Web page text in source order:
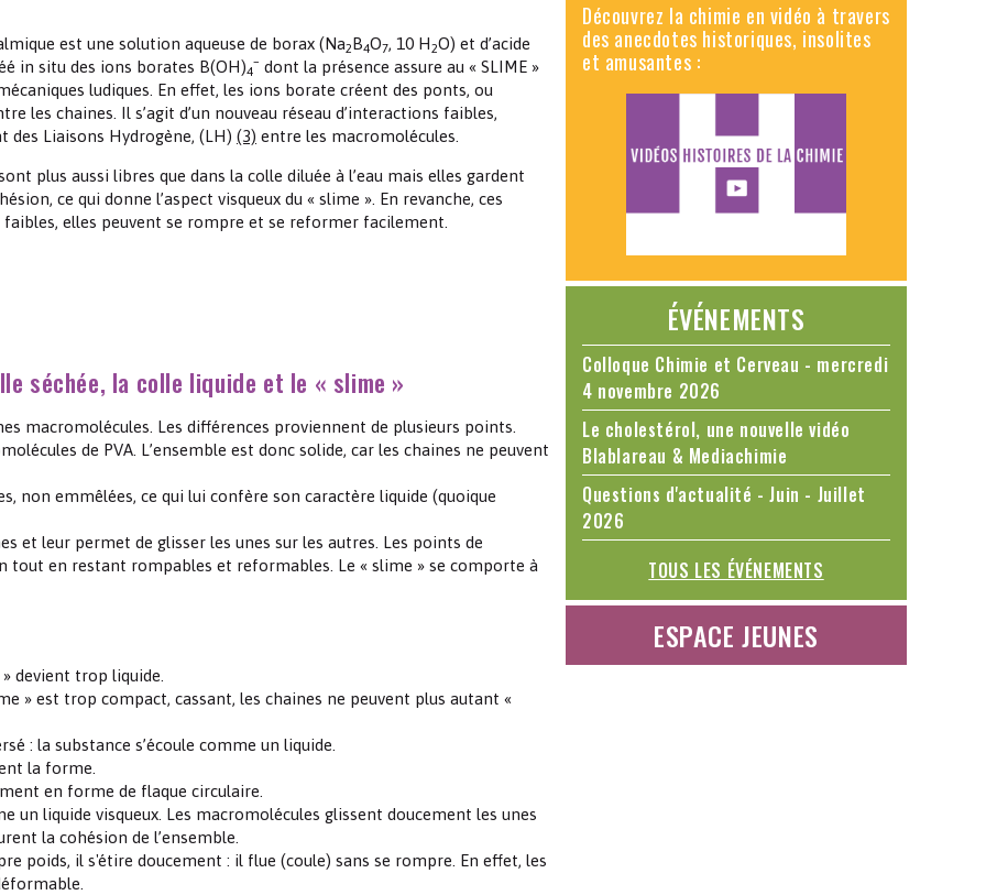
est une solution aqueuse de borax (Na2B4O7, 10 H2O) et d’acide
in situ des ions borates B(OH)4
– dont la présence assure au « SLIME »
ludiques. En effet, les ions borate créent des ponts, ou
les chaines. Il s’agit d’un nouveau réseau d’interactions faibles,
des Liaisons Hydrogène, (LH) (3) entre les macromolécules.
sont plus aussi libres que dans la colle diluée à l’eau mais elles gardent
ce qui donne l’aspect visqueux du « slime ». En revanche, ces
faibles, elles peuvent se rompre et se reformer facilement.
séchée, la colle liquide et le « slime »
macromolécules. Les différences proviennent de plusieurs points.
de PVA. L’ensemble est donc solide, car les chaines ne peuvent
non emmêlées, ce qui lui confère son caractère liquide (quoique
et leur permet de glisser les unes sur les autres. Les points de
tout en restant rompables et reformables. Le « slime » se comporte à
devient trop liquide.
» est trop compact, cassant, les chaines ne peuvent plus autant «
: la substance s’écoule comme un liquide.
la forme.
en forme de flaque circulaire.
un liquide visqueux. Les macromolécules glissent doucement les unes
la cohésion de l’ensemble.
poids, il s'étire doucement : il flue (coule) sans se rompre. En effet, les
Découvrez la chimie en vidéo à travers
des anecdotes historiques, insolites
et amusantes :
ÉVÉNEMENTS
Colloque Chimie et Cerveau - mercredi
4 novembre 2026
Le cholestérol, une nouvelle vidéo
Blablareau & Mediachimie
Questions d'actualité - Juin - Juillet
2026
TOUS LES ÉVÉNEMENTS
ESPACE JEUNES